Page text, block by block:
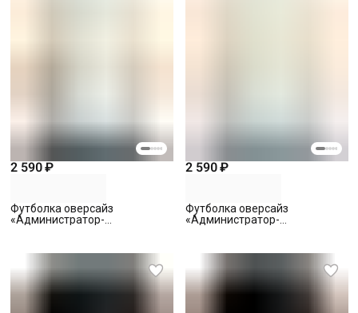
2 590 ₽
Футболка оверсайз
«Администратор-
2 590 ₽
Футболка оверсайз
«Администратор-